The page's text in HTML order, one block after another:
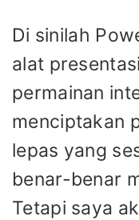
Di sinilah
alat
permainan
menciptakan
lepas yang
benar-benar
Tetapi saya